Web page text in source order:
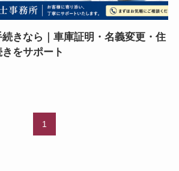
きなら｜車庫証明・名義変更・住
をサポート
1